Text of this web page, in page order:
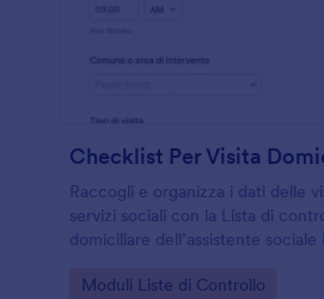
Raccogli e organizza i dati delle
servizi sociali con la Lista di
domiciliare dell’assistente
interno.
Go to Category:
Moduli Liste di Controllo